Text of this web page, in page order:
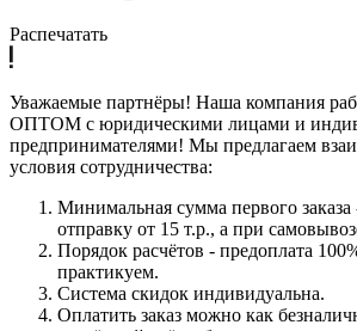
Распечатать
Уважаемые партнёры! Наша компания
ОПТОМ с юридическими лицами и
предпринимателями! Мы предлагаем
условия сотрудничества:
Минимальная сумма первого заказа
отправку от 15 т.р., а при
Порядок расчётов - предоплата
практикуем.
Система скидок индивидуальна.
Оплатить заказ можно как